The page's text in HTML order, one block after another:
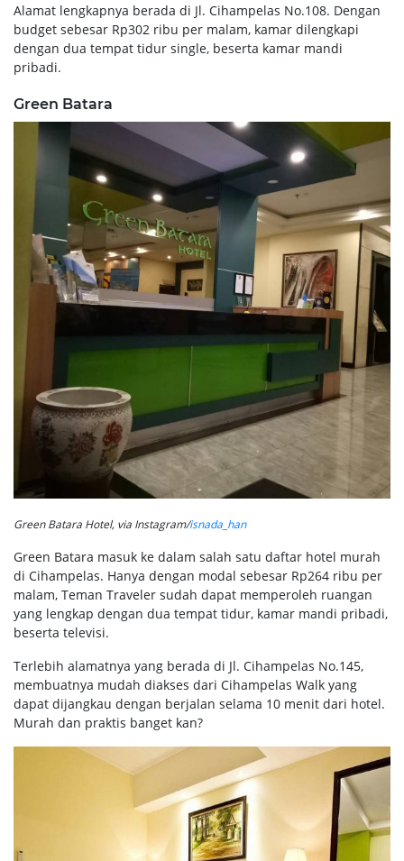
Alamat lengkapnya berada di Jl. Cihampelas No.108. Dengan
budget sebesar Rp302 ribu per malam, kamar dilengkapi
dengan dua tempat tidur single, beserta kamar mandi
pribadi.
Green Batara
Green Batara Hotel, via Instagram/isnada_han
Green Batara masuk ke dalam salah satu daftar hotel murah
di Cihampelas. Hanya dengan modal sebesar Rp264 ribu per
malam, Teman Traveler sudah dapat memperoleh ruangan
yang lengkap dengan dua tempat tidur, kamar mandi pribadi,
beserta televisi.
Terlebih alamatnya yang berada di Jl. Cihampelas No.145,
membuatnya mudah diakses dari Cihampelas Walk yang
dapat dijangkau dengan berjalan selama 10 menit dari hotel.
Murah dan praktis banget kan?